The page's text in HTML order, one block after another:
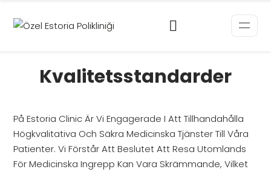
Kvalitetsstandarder
På Estoria Clinic Är Vi Engagerade I Att Tillhandahålla
Högkvalitativa Och Säkra Medicinska Tjänster Till Våra
Patienter. Vi Förstår Att Beslutet Att Resa Utomlands
För Medicinska Ingrepp Kan Vara Skrämmande, Vilket